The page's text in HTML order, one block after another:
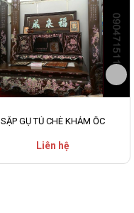
SẬP GỤ TỦ CHÈ KHẢM ỐC
Liên hệ